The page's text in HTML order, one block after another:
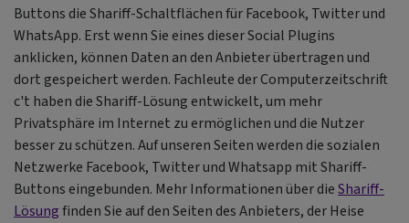
Buttons die Shariff-Schaltflächen für Facebook, Twitter und
WhatsApp. Erst wenn Sie eines dieser Social Plugins
anklicken, können Daten an den Anbieter übertragen und
dort gespeichert werden. Fachleute der Computerzeitschrift
c't haben die Shariff-Lösung entwickelt, um mehr
Privatsphäre im Internet zu ermöglichen und die Nutzer
besser zu schützen. Auf unseren Seiten werden die sozialen
Netzwerke Facebook, Twitter und Whatsapp mit Shariff-
Buttons eingebunden. Mehr Informationen über dieShariff-
Lösungfinden Sie auf den Seiten des Anbieters, der Heise